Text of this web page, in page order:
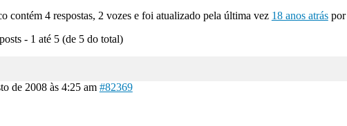
contém 4 respostas, 2 vozes e foi atualizado pela última vez 18 anos atráspor
- 1 até 5 (de 5 do total)
de 2008 às 4:25 am #82369